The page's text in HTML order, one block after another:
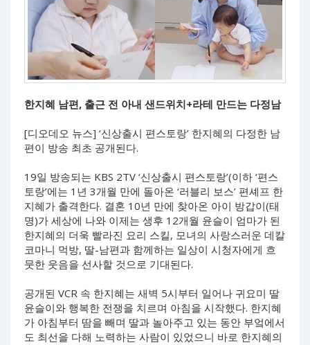
한지혜 남편, 출근 전 아내 샌드위치+라테 만드는 다정남
[디오데오 뉴스] ‘신상출시 편스토랑’ 한지혜의 다정한 남
편이 방송 최초 공개된다.
19일 방송되는 KBS 2TV ‘신상출시 편스토랑’(이하 ‘편스
토랑’에는 1년 3개월 만에 돌아온 ‘러블리 보스’ 편셰프 한
지혜가 출격한다. 결혼 10년 만에 찾아온 아이 방갑이(태
명)가 세상에 나와 이제는 생후 12개월 윤슬이 엄마가 된
한지혜의 더욱 빨라진 요리 스킬, 모녀의 사랑스러운 데칼
코마니 먹방, 딸-남편과 함께하는 일상이 시청자에게 흐
뭇한 웃음을 선사할 것으로 기대된다.
공개된 VCR 속 한지혜는 새벽 5시부터 일어나 귀요미 딸
윤슬이와 행복한 전쟁을 치르며 아침을 시작했다. 한지혜
가 아침부터 땀을 빼며 딸과 놀아주고 있는 동안 부엌에서
도 최선을 다해 노력하는 사람이 있었으니 바로 한지혜의